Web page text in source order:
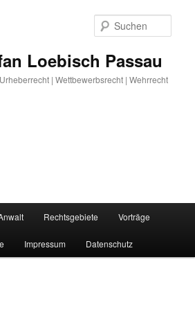
Loebisch Passau
| Wettbewerbsrecht | Wehrrecht
Rechtsgebiete Vorträge
Impressum Datenschutz